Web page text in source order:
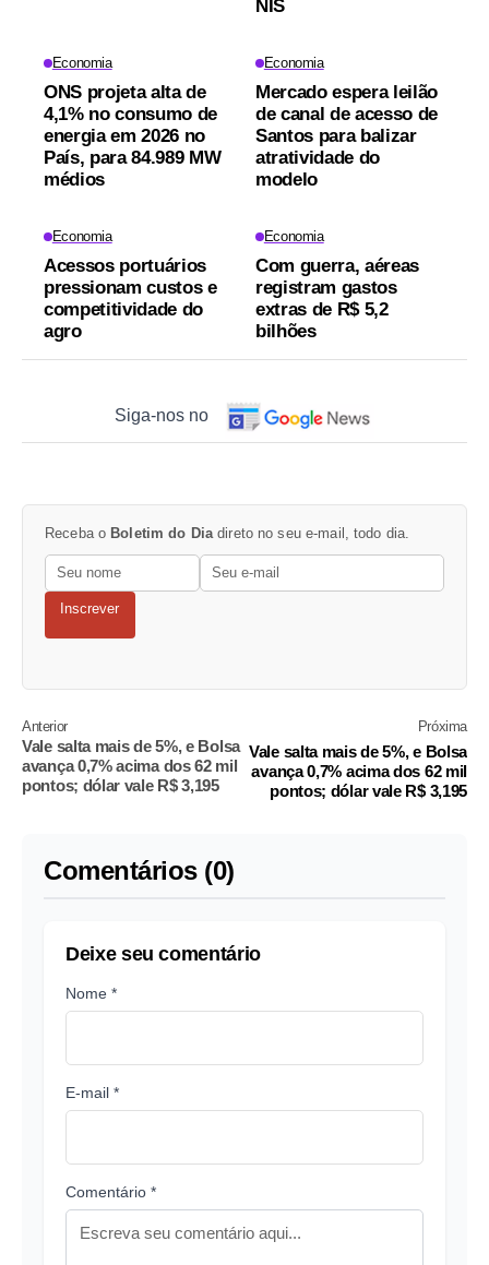
NIS
Economia
ONS projeta alta de
4,1% no consumo de
energia em 2026 no
País, para 84.989 MW
médios
Economia
Mercado espera leilão
de canal de acesso de
Santos para balizar
atratividade do
modelo
Economia
Acessos portuários
pressionam custos e
competitividade do
agro
Economia
Com guerra, aéreas
registram gastos
extras de R$ 5,2
bilhões
Siga-nos no
Receba o Boletim do Diadireto no seu e-mail, todo dia.
Inscrever
Anterior
Vale salta mais de 5%, e Bolsa
avança 0,7% acima dos 62 mil
pontos; dólar vale R$ 3,195
Próxima
Vale salta mais de 5%, e Bolsa
avança 0,7% acima dos 62 mil
pontos; dólar vale R$ 3,195
Comentários (0)
Deixe seu comentário
Nome *
E-mail *
Comentário *